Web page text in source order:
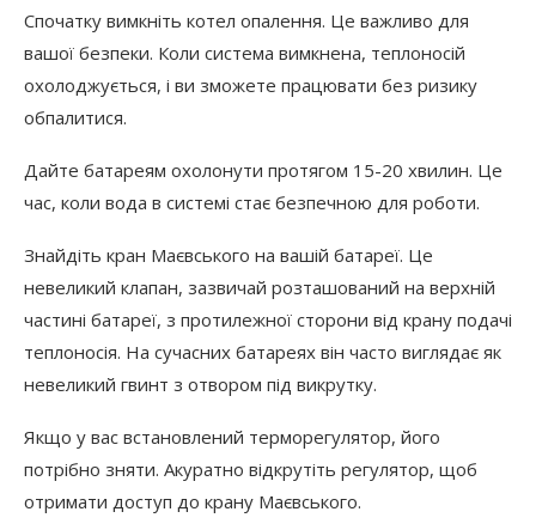
Спочатку вимкніть котел опалення. Це важливо для
вашої безпеки. Коли система вимкнена, теплоносій
охолоджується, і ви зможете працювати без ризику
обпалитися.
Дайте батареям охолонути протягом 15-20 хвилин. Це
час, коли вода в системі стає безпечною для роботи.
Знайдіть кран Маєвського на вашій батареї. Це
невеликий клапан, зазвичай розташований на верхній
частині батареї, з протилежної сторони від крану подачі
теплоносія. На сучасних батареях він часто виглядає як
невеликий гвинт з отвором під викрутку.
Якщо у вас встановлений терморегулятор, його
потрібно зняти. Акуратно відкрутіть регулятор, щоб
отримати доступ до крану Маєвського.